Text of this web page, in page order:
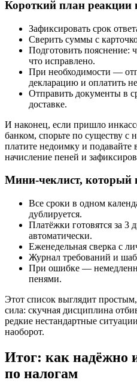
Короткий план реакции
Зафиксировать срок
Сверить суммы с
Подготовить пояснение:
что исправлено.
При необходимости —
декларацию и оплатить
Отправить документы в
доставке.
И наконец, если пришло
банком, спорьте по существу с
платите недоимку и подавайте
начисление пеней и
Мини-чеклист, который
Все сроки в одном
дублируется.
Платёжки готовятся за 3
автоматически.
Еженедельная сверка с
Журнал требований и
При ошибке —
пенями.
Этот список выглядит
сила: скучная дисциплина
редкие нестандартные
наоборот.
Итог: как надёжно
по налогам